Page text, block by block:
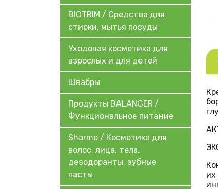
BIOTRIM / Средства для
стирки, мытья посуды
Уходовая косметика для
взрослых и для детей
Швабры
Продукты BALANCER /
Функциональное питание
Sharme / Косметика для
волос, лица, тела,
дезодоранты, зубные
пасты